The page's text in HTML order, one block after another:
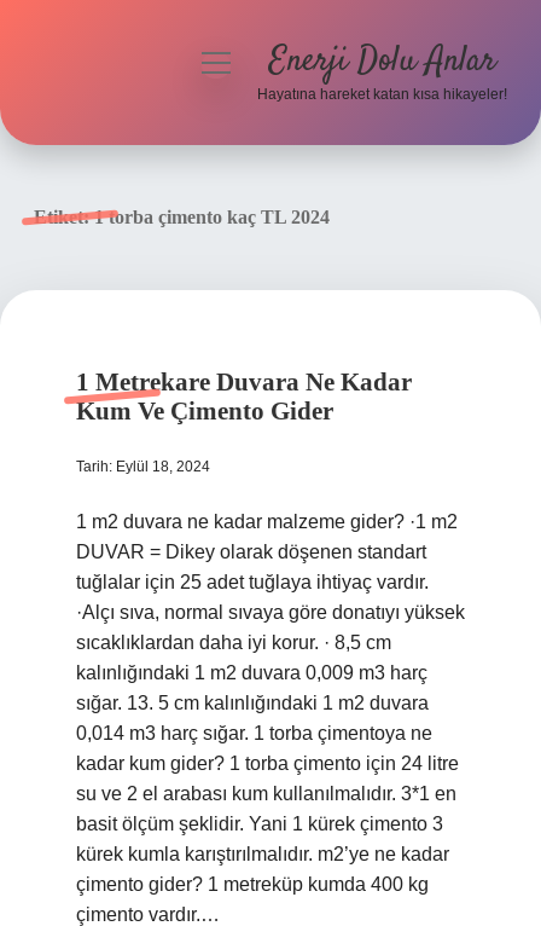
menüyüEnerji Dolu Anlar
Hayatına hareket katan kısa hikayeler!
Etiket:1 torba çimento kaç TL 2024
1 Metrekare Duvara Ne Kadar
Kum Ve Çimento Gider
Tarih: Eylül 18, 2024
1 m2 duvara ne kadar malzeme gider? ·1 m2
DUVAR = Dikey olarak döşenen standart
tuğlalar için 25 adet tuğlaya ihtiyaç vardır.
·Alçı sıva, normal sıvaya göre donatıyı yüksek
sıcaklıklardan daha iyi korur. · 8,5 cm
kalınlığındaki 1 m2 duvara 0,009 m3 harç
sığar. 13. 5 cm kalınlığındaki 1 m2 duvara
0,014 m3 harç sığar. 1 torba çimentoya ne
kadar kum gider? 1 torba çimento için 24 litre
su ve 2 el arabası kum kullanılmalıdır. 3*1 en
basit ölçüm şeklidir. Yani 1 kürek çimento 3
kürek kumla karıştırılmalıdır. m2’ye ne kadar
çimento gider? 1 metreküp kumda 400 kg
çimento vardır.…